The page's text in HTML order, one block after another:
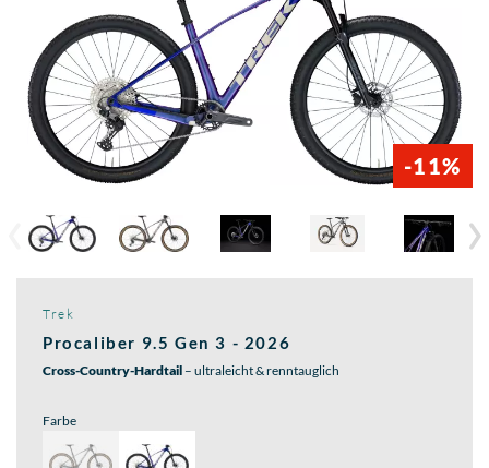
-11%
Trek
Procaliber 9.5 Gen 3 - 2026
Cross-Country-Hardtail – ultraleicht & renntauglich
Farbe